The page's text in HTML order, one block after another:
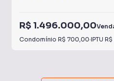
R$ 1.496.000,00
Condomínio R$ 700,00·IPTU R$